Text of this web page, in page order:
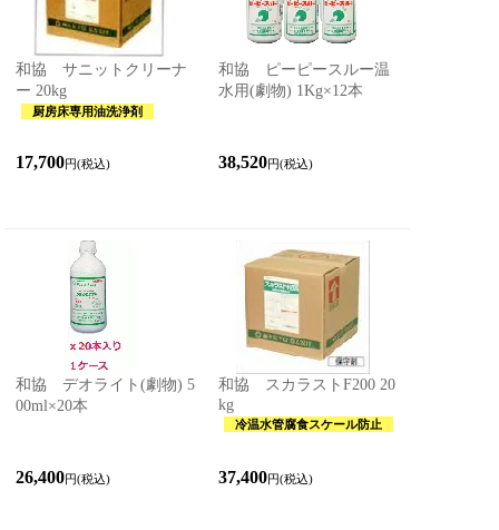
和協 サニットクリーナ
ー 20kg
厨房床専用油洗浄剤
17,700円(税込)
和協 ピーピースルー温
水用(劇物) 1Kg×12本
38,520円(税込)
和協 デオライト(劇物) 5
00ml×20本
26,400円(税込)
和協 スカラストF200 20
kg
冷温水管腐食スケール防止
37,400円(税込)